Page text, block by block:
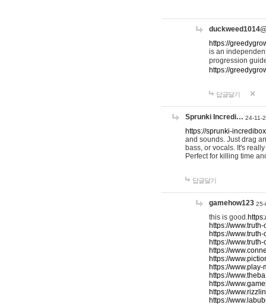
https://
is an
progression
https://
답글달기
Sprunki Incredi… 24-11-
https://sprunki-
and sounds. Just drag
bass, or vocals. It's
Perfect for killing time
답글달기
gamehow123 25-
this is good.
https://
https://
https://
https://
https://
https://
https://
https://
https://
https://